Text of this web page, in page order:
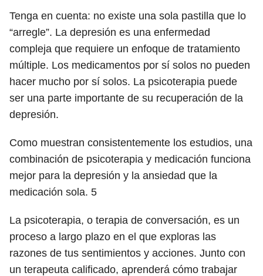
Tenga en cuenta: no existe una sola pastilla que lo
“arregle”. La depresión es una enfermedad
compleja que requiere un enfoque de tratamiento
múltiple. Los medicamentos por sí solos no pueden
hacer mucho por sí solos. La psicoterapia puede
ser una parte importante de su recuperación de la
depresión.
Como muestran consistentemente los estudios, una
combinación de psicoterapia y medicación funciona
mejor para la depresión y la ansiedad que la
medicación sola. 5
La psicoterapia, o terapia de conversación, es un
proceso a largo plazo en el que exploras las
razones de tus sentimientos y acciones. Junto con
un terapeuta calificado, aprenderá cómo trabajar